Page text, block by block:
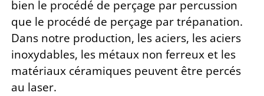
bien le procédé de perçage par percussion
que le procédé de perçage par trépanation.
Dans notre production, les aciers, les aciers
inoxydables, les métaux non ferreux et les
matériaux céramiques peuvent être percés
au laser.